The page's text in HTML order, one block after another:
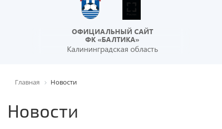
ОФИЦИАЛЬНЫЙ САЙТ
ФК «БАЛТИКА»
Калининградская область
Главная Новости
Новости